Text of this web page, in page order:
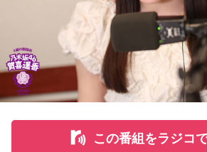
うで、東京都内にある「BafunYasai TCC
ことがあるという。そこで新鮮な野菜を
ッズを購入した経験を紹介し、店舗で
につながることから、興味を持った人へ
かけた。
さらに、ホースセラピーについても自
た。大学時代に所属していた馬術部で
この番組をラジコ